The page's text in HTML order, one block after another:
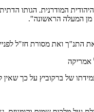
המודרנית. הגותו
מן המעלה הראשונה".
ואת מסורת חז"ל לפניי
אמריקה
של ברקוביץ על כך